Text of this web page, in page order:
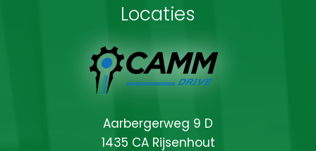
Locaties
Aarbergerweg 9 D
1435 CA Rijsenhout